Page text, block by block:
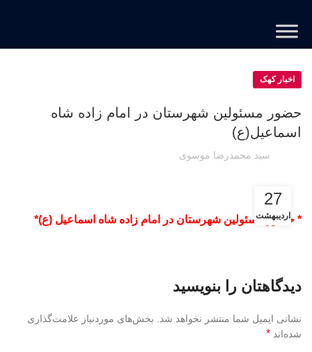
اخبار کهک
حضور مسئولین شهرستان در امام زاده شاه
اسماعیل(ع)
سید محمدرضا موسوی
27
اردیبهشت
* حضور مسئولین شهرستان در امام زاده شاه اسماعیل (ع)*
دیدگاهتان را بنویسید
نشانی ایمیل شما منتشر نخواهد شد.
بخش‌های موردنیاز علامت‌گذاری
شده‌اند *